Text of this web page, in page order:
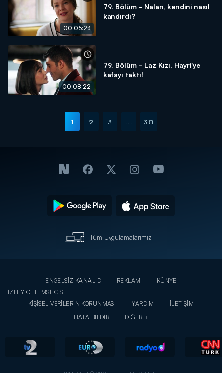
00:05:23
79. Bölüm - Nalan, kendini nasıl
kandırdı?
00:08:22
79. Bölüm - Laz Kızı, Hayri'ye
kafayı taktı!
1 2 3 ... 30
Tüm Uygulamalarımız
ENGELSİZ KANAL D REKLAM
KÜNYE
İZLEYİCİ TEMSİLCİSİ
KİŞİSEL VERİLERİN KORUNMASI
YARDIM
İLETİŞİM
HATA BİLDİR
DİĞER